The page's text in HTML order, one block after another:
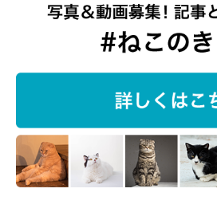
文／田山郁
※写真はスマホアプリ「いぬ・ねこの
※記事と写真に関連性はありませんので